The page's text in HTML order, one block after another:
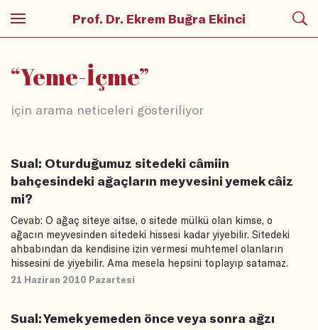
Prof. Dr. Ekrem Buğra Ekinci
“Yeme-İçme”
için arama neticeleri gösteriliyor
Sual: Oturduğumuz sitedeki câmiin
bahçesindeki ağaçların meyvesini yemek câiz
mi?
Cevab: O ağaç siteye aitse, o sitede mülkü olan kimse, o
ağacın meyvesinden sitedeki hissesi kadar yiyebilir. Sitedeki
ahbabından da kendisine izin vermesi muhtemel olanların
hissesini de yiyebilir. Ama mesela hepsini toplayıp satamaz.
21 Haziran 2010 Pazartesi
Sual: Yemek yemeden önce veya sonra ağzı